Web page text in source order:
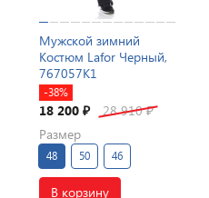
Мужской зимний
Костюм Lafor Черный,
767057K1
-38%
18 200 ₽ 28 910₽
Размер
48 50 46
В корзину